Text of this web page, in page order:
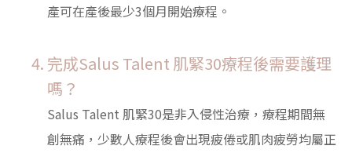
產可在產後最少3個月開始療程。
完成Salus Talent 肌緊30療程後需要護理
嗎？
Salus Talent 肌緊30是非入侵性治療，療程期間無
創無痛，少數人療程後會出現疲倦或肌肉疲勞均屬正